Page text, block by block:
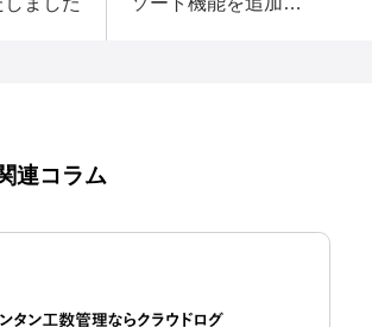
連コラム